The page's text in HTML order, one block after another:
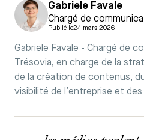
Gabriele Favale
Chargé de
Publié le24 mars 2026
Gabriele Favale - Chargé de
Trésovia, en charge de la
de la création de contenus,
visibilité de l’entreprise et